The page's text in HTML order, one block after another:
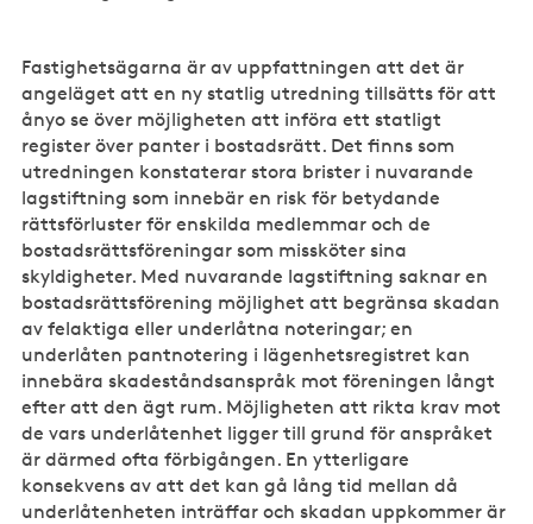
Fastighetsägarna är av uppfattningen att det är
angeläget att en ny statlig utredning tillsätts för att
ånyo se över möjligheten att införa ett statligt
register över panter i bostadsrätt. Det finns som
utredningen konstaterar stora brister i nuvarande
lagstiftning som innebär en risk för betydande
rättsförluster för enskilda medlemmar och de
bostadsrättsföreningar som missköter sina
skyldigheter. Med nuvarande lagstiftning saknar en
bostadsrättsförening möjlighet att begränsa skadan
av felaktiga eller underlåtna noteringar; en
underlåten pantnotering i lägenhetsregistret kan
innebära skadeståndsanspråk mot föreningen långt
efter att den ägt rum. Möjligheten att rikta krav mot
de vars underlåtenhet ligger till grund för anspråket
är därmed ofta förbigången. En ytterligare
konsekvens av att det kan gå lång tid mellan då
underlåtenheten inträffar och skadan uppkommer är